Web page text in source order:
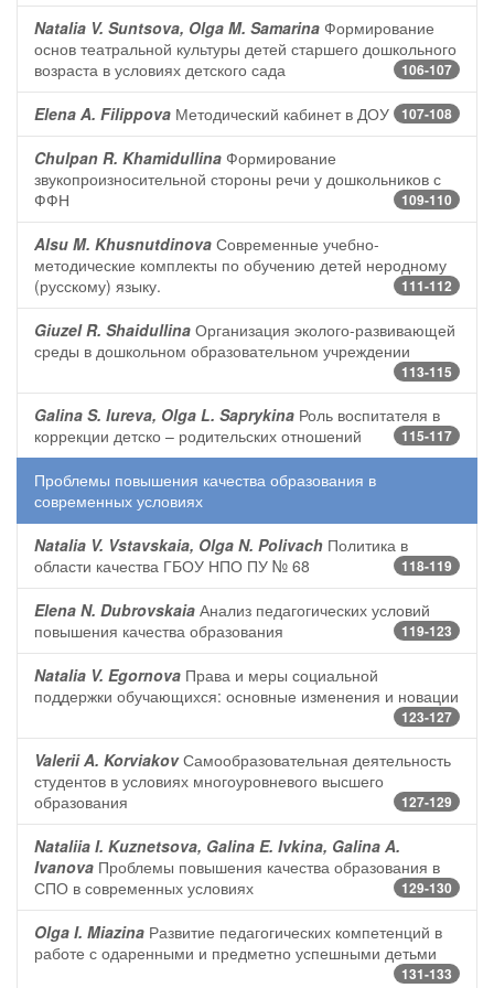
Natalia V. Suntsova, Olga M. Samarina Формирование
основ театральной культуры детей старшего дошкольного
возраста в условиях детского сада
106-107
Elena A. Filippova Методический кабинет в ДОУ 107-108
Chulpan R. Khamidullina Формирование
звукопроизносительной стороны речи у дошкольников с
ФФН
109-110
Alsu M. Khusnutdinova Современные учебно-
методические комплекты по обучению детей неродному
(русскому) языку.
111-112
Giuzel R. Shaidullina Организация эколого-развивающей
среды в дошкольном образовательном учреждении
113-115
Galina S. Iureva, Olga L. Saprykina Роль воспитателя в
коррекции детско – родительских отношений
115-117
Проблемы повышения качества образования в
современных условиях
Natalia V. Vstavskaia, Olga N. Polivach Политика в
области качества ГБОУ НПО ПУ № 68
118-119
Elena N. Dubrovskaia Анализ педагогических условий
повышения качества образования
119-123
Natalia V. Egornova Права и меры социальной
поддержки обучающихся: основные изменения и новации
123-127
Valerii A. KorviakovСамообразовательная деятельность
студентов в условиях многоуровневого высшего
образования
127-129
Nataliia I. Kuznetsova, Galina E. Ivkina, Galina A.
Ivanova Проблемы повышения качества образования в
СПО в современных условиях
129-130
Olga I. Miazina Развитие педагогических компетенций в
работе с одаренными и предметно успешными детьми
131-133